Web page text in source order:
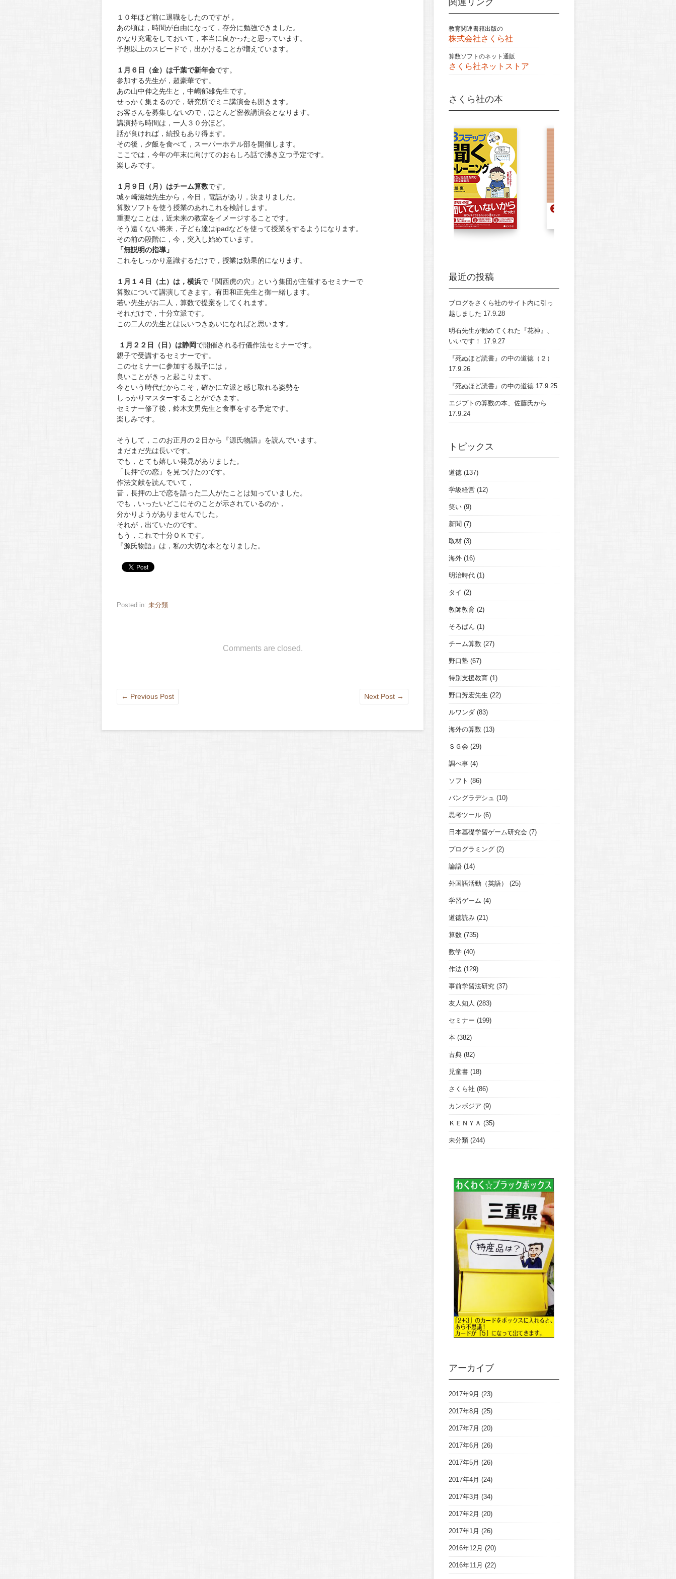
１０年ほど前に退職をしたのですが，
あの頃は，時間が自由になって，存分に勉強できました。
かなり充電をしておいて，本当に良かったと思っています。
予想以上のスピードで，出かけることが増えています。
１月６ 日（金）は千葉で新年会です。
参加する先生が，超豪華です。
あの山中伸之先生と，中嶋郁雄先生です。
せっかく集まるので，研究所でミニ講演会も開きます。
お客さんを募集しないので，ほとんど密教講演会となります。
講演持ち時間は，一人３０分ほど。
話が良ければ，続投もあり得ます。
その後，夕飯を食べて，スーパーホテル部を開催します。
ここでは，今年の年末に向けてのおもしろ話で沸き立つ予定です。
楽しみです。
１月９日（月）はチーム算数です。
城ヶ崎滋雄先生から，今日，電話があり，決まりました。
算数ソフトを使う授業のあれこれを検討します。
重要なことは，近未来の教室をイメージすることです。
そう遠くない将来，子ども達はipadなどを使って授業をするようになります。
その前の段階に，今，突入し始めています。
「無説明の指導」
これをしっかり意識するだけで，授業は効果的になります。
１月１４日（土）は，横浜で「関西虎の穴」という集団が主催するセミナーで
算数について講演してきます。有田和正先生と御一緒します。
若い先生がお二人，算数で提案をしてくれます。
それだけで，十分立派です。
この二人の先生とは長いつきあいになればと思います。
１月２２日（日）は静岡で開催される行儀作法セミナーです。
親子で受講するセミナーです。
このセミナーに参加する親子には，
良いことがきっと起こります。
今という時代だからこそ，確かに立派と感じ取れる姿勢を
しっかりマスターすることができます。
セミナー修了後，鈴木文男先生と食事をする予定です。
楽しみです。
そうして，このお正月の２日から『源氏物語』を読んでいます。
まだまだ先は長いです。
でも，とても嬉しい発見がありました。
「長押での恋」を見つけたのです。
作法文献を読んでいて，
昔，長押の上で恋を語った二人がたことは知っていました。
でも，いったいどこにそのことが示されているのか，
分かりようがありませんでした。
それが，出ていたのです。
もう，これで十分ＯＫです。
『源氏物語』は，私の大切な本となりました。
Posted in: 未分類
Comments are closed.
← Previous Post Next Post →
関連リンク
教育関連書籍出版の
株式会社さくら社
算数ソフトのネット通販
さくら社ネットストア
さくら社の本
最近の投稿
ブログをさくら社のサイト内に引っ
越しました 17.9.28
明石先生が勧めてくれた『花神』、
いいです！
17.9.27
『死ぬほど読書』の中の道徳（２）
17.9.26
『死ぬほど読書』の中の道徳 17.9.25
エジプトの算数の本、佐藤氏から
17.9.24
トピックス
道徳 (137)
学級経営 (12)
笑い (9)
新聞 (7)
取材 (3)
海外 (16)
明治時代 (1)
タイ (2)
教師教育 (2)
そろばん (1)
チーム算数 (27)
野口塾 (67)
特別支援教育 (1)
野口芳宏先生 (22)
ルワンダ (83)
海外の算数 (13)
ＳＧ会 (29)
調べ事 (4)
ソフト (86)
バングラデシュ (10)
思考ツール (6)
日本基礎学習ゲーム研究会 (7)
プログラミング (2)
論語 (14)
外国語活動（英語） (25)
学習ゲーム (4)
道徳読み (21)
算数 (735)
数学 (40)
作法 (129)
事前学習法研究 (37)
友人知人 (283)
セミナー (199)
本 (382)
古典 (82)
児童書 (18)
さくら社 (86)
カンボジア (9)
ＫＥＮＹＡ (35)
未分類 (244)
アーカイブ
2017年9月 (23)
2017年8月 (25)
2017年7月 (20)
2017年6月 (26)
2017年5月 (26)
2017年4月 (24)
2017年3月 (34)
2017年2月 (20)
2017年1月 (26)
2016年12月 (20)
2016年11月 (22)